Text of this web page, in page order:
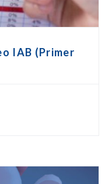
IAB (Primer